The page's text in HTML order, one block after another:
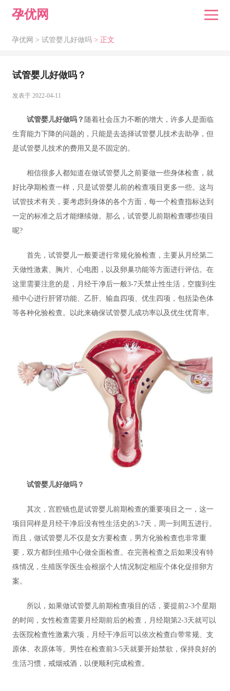
孕优网
孕优网 > 试管婴儿好做吗> 正文
试管婴儿好做吗？
发表于 2022-04-11
试管婴儿好做吗？ 随着社会压力不断的增大，许多人是面临
生育能力下降的问题的，只能是去选择试管婴儿技术去助孕，但
是试管婴儿技术的费用又是不固定的。
相信很多人都知道在做试管婴儿之前要做一些身体检查，就
好比孕期检查一样，只是试管婴儿前的检查项目更多一些。这与
试管技术有关，要考虑到身体的各个方面，每一个检查指标达到
一定的标准之后才能继续做。那么，试管婴儿前期检查哪些项目
呢?
首先，试管婴儿一般要进行常规化验检查，主要从月经第二
天做性激素、胸片、心电图，以及卵巢功能等方面进行评估。在
这里需要注意的是，月经干净后一般3-7天禁止性生活，空腹到生
殖中心进行肝肾功能、乙肝、输血四项、优生四项，包括染色体
等各种化验检查。以此来确保试管婴儿成功率以及优生优育率。
试管婴儿好做吗？
其次，宫腔镜也是试管婴儿前期检查的重要项目之一，这一
项目同样是月经干净后没有性生活史的3-7天，周一到周五进行。
而且，做试管婴儿不仅是女方要检查，男方化验检查也非常重
要，双方都到生殖中心做全面检查。在完善检查之后如果没有特
殊情况，生殖医学医生会根据个人情况制定相应个体化促排卵方
案。
所以，如果做试管婴儿前期检查项目的话，要提前2-3个星期
的时间，女性检查需要月经期前后的检查，月经期第2-3天就可以
去医院检查性激素六项，月经干净后可以依次检查白带常规、支
原体、衣原体等。男性在检查前3-5天就要开始禁欲，保持良好的
生活习惯，戒烟戒酒，以便顺利完成检查。